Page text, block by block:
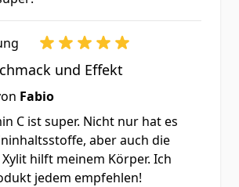
Verzehrsmenge darf
werden.
trocken lagern. Nach
wieder dicht
Außerhalb der
von kleinen Kindern
Für Haustiere
und Effekt
Fabio
C ist super. Nicht nur hat es
aber auch die
hilft meinem Körper. Ich
jedem empfehlen!